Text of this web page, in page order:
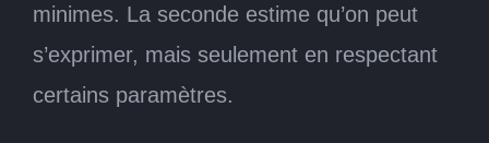
minimes. La seconde estime qu’on peut
s’exprimer, mais seulement en respectant
certains paramètres.